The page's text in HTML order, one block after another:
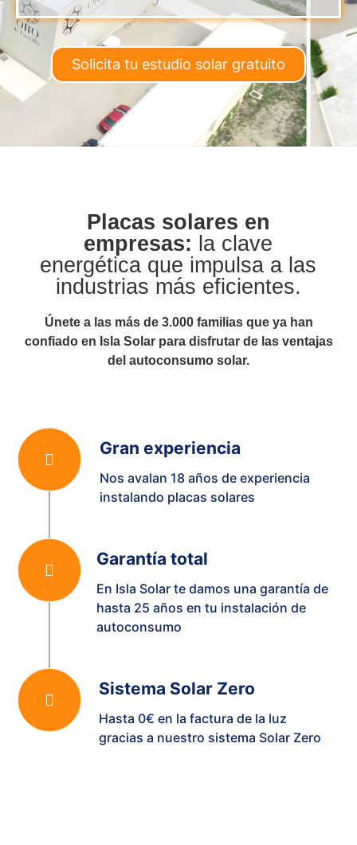
Solicita tu estudio solar gratuito
Placas solares en
empresas: la clave
energética que impulsa a las
industrias más eficientes.
Únete a las más de 3.000 familias que ya han
confiado en Isla Solar para disfrutar de las ventajas
del autoconsumo solar.
Gran experiencia
Nos avalan 18 años de experiencia
instalando placas solares
Garantía total
En Isla Solar te damos una garantía de
hasta 25 años en tu instalación de
autoconsumo
Sistema Solar Zero
Hasta 0€ en la factura de la luz
gracias a nuestro sistema Solar Zero